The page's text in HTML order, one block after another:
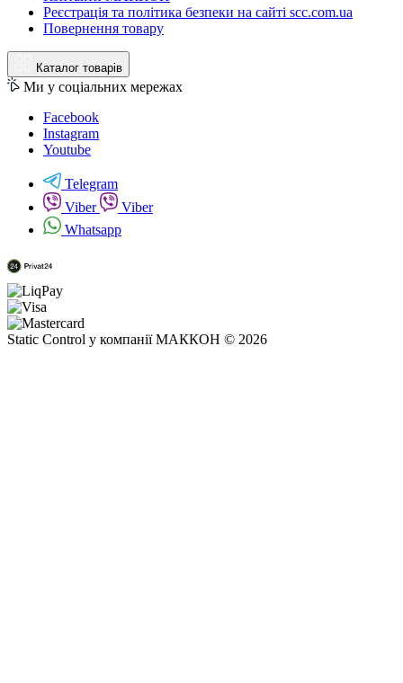
Реєстрація та політика безпеки на сайті scc.com.ua
Повернення товару
Каталог товарів
Ми у соціальних мережах
Facebook
Instagram
Youtube
Telegram
Viber
Viber
Whatsapp
Static Control у компанії МАККОН © 2026